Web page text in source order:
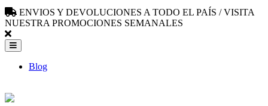
ENVIOS Y DEVOLUCIONES A TODO EL PAÍS / VISITA
NUESTRA PROMOCIONES SEMANALES
Blog